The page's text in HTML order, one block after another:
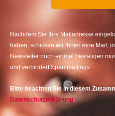
Nachdem Sie Ihre Mailadresse
haben, schicken wir Ihnen eine Mail,
Newsletter noch einmal bestätigen
und verhindert Spammailings.
Bitte beachten Sie in diesem
Datenschutzerklärung.